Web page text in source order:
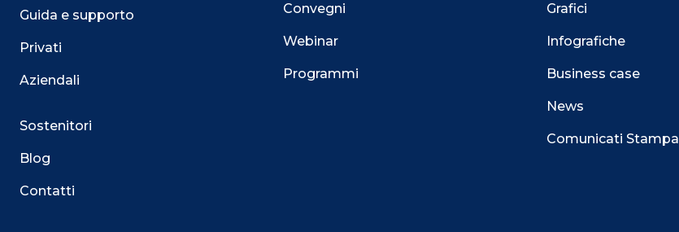
Guida e supporto
Privati
Aziendali
Sostenitori
Blog
Contatti
Convegni
Webinar
Programmi
Grafici
Infografiche
Business case
News
Comunicati Stampa